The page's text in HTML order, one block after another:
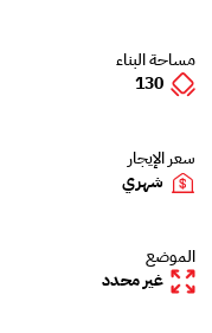
مساحة البناء
130
سعر الإيجار
شهري
الموضع
غير محدد